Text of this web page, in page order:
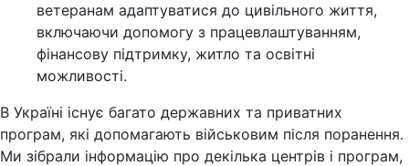
ветеранам адаптуватися до цивільного життя,
включаючи допомогу з працевлаштуванням,
фінансову підтримку, житло та освітні
можливості.
В Україні існує багато державних та приватних
програм, які допомагають військовим після поранення.
Ми зібрали інформацію про декілька центрів і програм,